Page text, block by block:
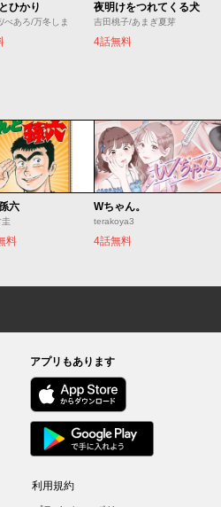
ひかり
べあろ/万冬しま
夜明けをつれてくる犬
吉田桃子/あまぎ夏芽
4話無料
六
圭
料
Wちゃん。
terakoya3
4話無料
アプリもあります
利用規約